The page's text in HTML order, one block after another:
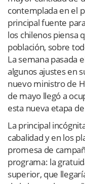
contemplada en el
principal fuente
los chilenos piensa
población, sobre
La semana pasada
algunos ajustes en
nuevo ministro de
de mayo llegó a
esta nueva etapa
La principal
cabalidad y en los
promesa de
programa: la
superior, que